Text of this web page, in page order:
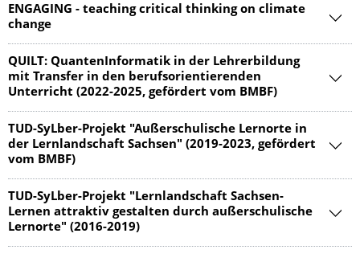
ENGAGING - teaching critical thinking on climate
change
QUILT: QuantenInformatik in der Lehrerbildung
mit Transfer in den berufsorientierenden
Unterricht (2022-2025, gefördert vom BMBF)
TUD-SyLber-Projekt "Außerschulische Lernorte in
der Lernlandschaft Sachsen" (2019-2023, gefördert
vom BMBF)
TUD-SyLber-Projekt "Lernlandschaft Sachsen-
Lernen attraktiv gestalten durch außerschulische
Lernorte" (2016-2019)